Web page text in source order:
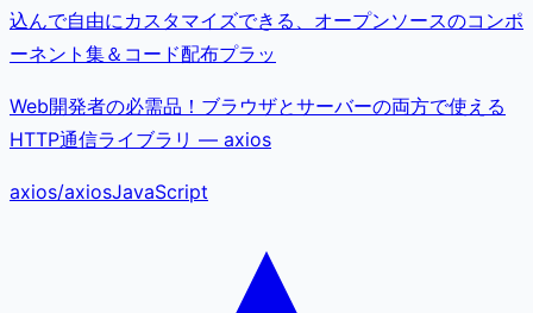
込んで自由にカスタマイズできる、オープンソースのコンポ
ーネント集＆コード配布プラッ
Web開発者の必需品！ブラウザとサーバーの両方で使える
HTTP通信ライブラリ — axios
axios/axiosJavaScript